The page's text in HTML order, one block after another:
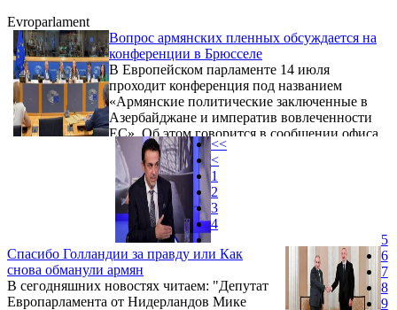
Evroparlament
Вопрос армянских пленных обсуждается на
конференции в Брюсселе
В Европейском парламенте 14 июля
проходит конференция под названием
«Армянские политические заключенные в
Азербайджане и императив вовлеченности
ЕС». Об этом говорится в сообщении офиса
«Ай дата» АРФД Европы.
Спасибо Голландии за правду или Как
снова обманули армян
В сегодняшних новостях читаем: "Депутат
Европарламента от Нидерландов Мике
<<
<
1
2
3
4
5
6
7
8
9